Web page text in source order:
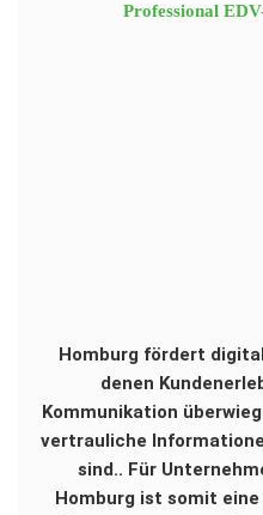
Professional
Homburg fördert
denen
Kommunikation
vertrauliche
sind.. Für
Homburg ist somit